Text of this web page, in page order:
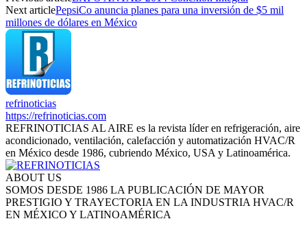
Next articlePepsiCo anuncia planes para una inversión de $5 mil
millones de dólares en México
refrinoticias
https://refrinoticias.com
REFRINOTICIAS AL AIRE es la revista líder en refrigeración, aire
acondicionado, ventilación, calefacción y automatización HVAC/R
en México desde 1986, cubriendo México, USA y Latinoamérica.
ABOUT US
SOMOS DESDE 1986 LA PUBLICACIÓN DE MAYOR
PRESTIGIO Y TRAYECTORIA EN LA INDUSTRIA HVAC/R
EN MÉXICO Y LATINOAMÉRICA